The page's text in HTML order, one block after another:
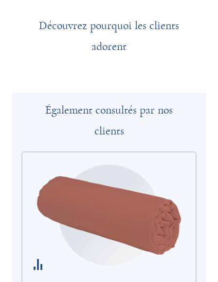
Découvrez pourquoi les clients
adorent
Également consultés par nos
clients